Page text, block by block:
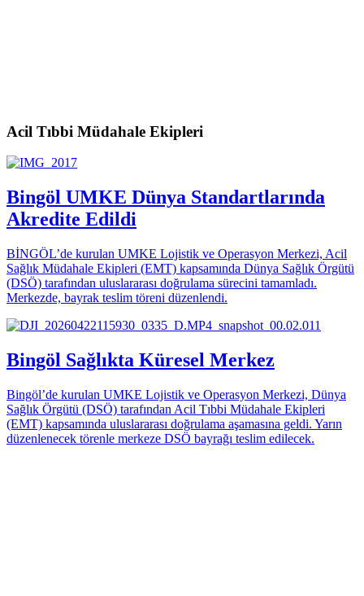
Acil Tıbbi Müdahale Ekipleri
Bingöl UMKE Dünya Standartlarında
Akredite Edildi
BİNGÖL’de kurulan UMKE Lojistik ve Operasyon Merkezi, Acil
Sağlık Müdahale Ekipleri (EMT) kapsamında Dünya Sağlık Örgütü
(DSÖ) tarafından uluslararası doğrulama sürecini tamamladı.
Merkezde, bayrak teslim töreni düzenlendi.
Bingöl Sağlıkta Küresel Merkez
Bingöl’de kurulan UMKE Lojistik ve Operasyon Merkezi, Dünya
Sağlık Örgütü (DSÖ) tarafından Acil Tıbbi Müdahale Ekipleri
(EMT) kapsamında uluslararası doğrulama aşamasına geldi. Yarın
düzenlenecek törenle merkeze DSÖ bayrağı teslim edilecek.